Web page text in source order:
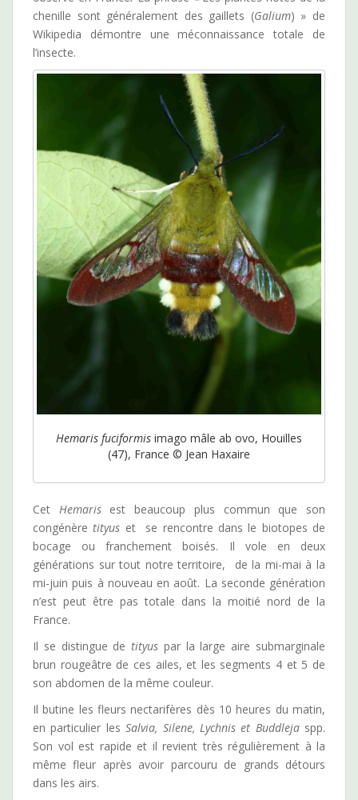
chenille sont généralement des gaillets (Galium) » de
Wikipedia démontre une méconnaissance totale de
l’insecte.
Hemaris fuciformis imago mâle ab ovo, Houilles
(47), France © Jean Haxaire
Cet Hemarisest beaucoup plus commun que son
congénèretityus et se rencontre dans le biotopes de
bocage ou franchement boisés. Il vole en deux
générations sur tout notre territoire, de la mi-mai à la
mi-juin puis à nouveau en août. La seconde génération
n’est peut être pas totale dans la moitié nord de la
France.
Il se distingue detityus par la large aire submarginale
brun rougeâtre de ces ailes, et les segments 4 et 5 de
son abdomen de la même couleur.
Il butine les fleurs nectarifères dès 10 heures du matin,
en particulier lesSalvia, Silene, Lychnis et Buddlejaspp.
Son vol est rapide et il revient très régulièrement à la
même fleur après avoir parcouru de grands détours
dans les airs.